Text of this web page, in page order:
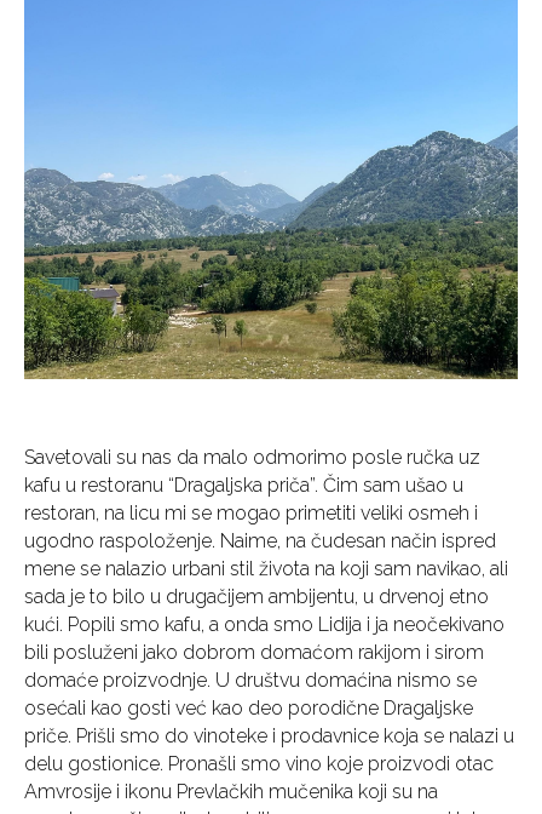
Savetovali su nas da malo odmorimo posle ručka uz
kafu u restoranu “Dragaljska priča”. Čim sam ušao u
restoran, na licu mi se mogao primetiti veliki osmeh i
ugodno raspoloženje. Naime, na čudesan način ispred
mene se nalazio urbani stil života na koji sam navikao, ali
sada je to bilo u drugačijem ambijentu, u drvenoj etno
kući. Popili smo kafu, a onda smo Lidija i ja neočekivano
bili posluženi jako dobrom domaćom rakijom i sirom
domaće proizvodnje. U društvu domaćina nismo se
osećali kao gosti već kao deo porodične Dragaljske
priče. Prišli smo do vinoteke i prodavnice koja se nalazi u
delu gostionice. Pronašli smo vino koje proizvodi otac
Amvrosije i ikonu Prevlačkih mučenika koji su na